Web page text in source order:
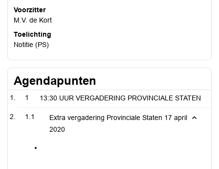
Voorzitter
M.V. de Kort
Toelichting
Notitie (PS)
Agendapunten
1 13:30 UUR VERGADERING PROVINCIALE STATEN
1.1
Extra vergadering Provinciale Staten 17 april
2020